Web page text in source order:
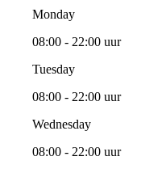
Monday
08:00 - 22:00 uur
Tuesday
08:00 - 22:00 uur
Wednesday
08:00 - 22:00 uur